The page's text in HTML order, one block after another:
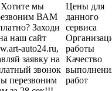
Хотите мы
ВАМ
Заходи
наш сайт
auto24.ru,
заявку на
звонок
перезвоним
Цены для
данного
сервиса
работы
Качество
работ